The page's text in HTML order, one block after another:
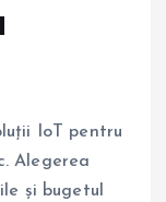
IoT pentru
Alegerea
și bugetul